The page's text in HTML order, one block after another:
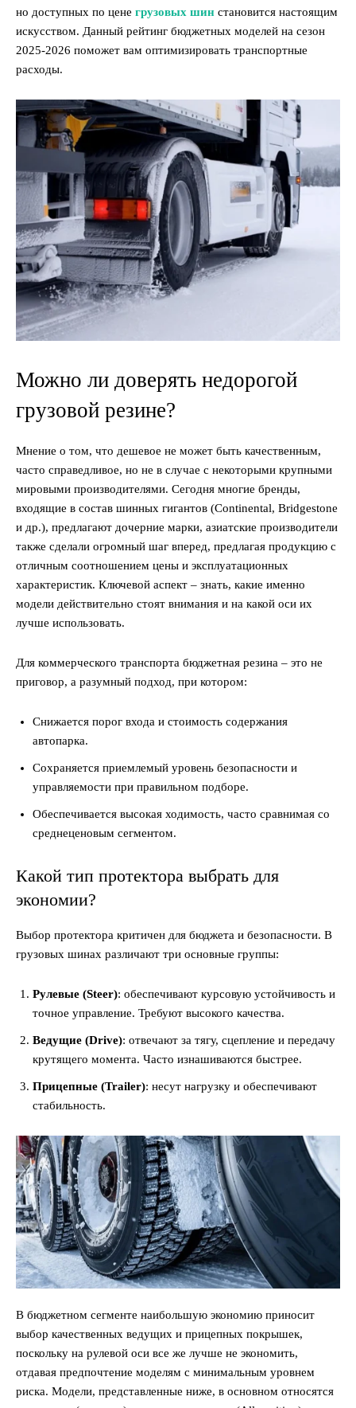
но доступных по цене грузовых шин становится настоящим
искусством. Данный рейтинг бюджетных моделей на сезон
2025-2026 поможет вам оптимизировать транспортные
расходы.
Можно ли доверять недорогой
грузовой резине?
Мнение о том, что дешевое не может быть качественным,
часто справедливое, но не в случае с некоторыми крупными
мировыми производителями. Сегодня многие бренды,
входящие в состав шинных гигантов (Continental, Bridgestone
и др.), предлагают дочерние марки, азиатские производители
также сделали огромный шаг вперед, предлагая продукцию с
отличным соотношением цены и эксплуатационных
характеристик. Ключевой аспект – знать, какие именно
модели действительно стоят внимания и на какой оси их
лучше использовать.
Для коммерческого транспорта бюджетная резина – это не
приговор, а разумный подход, при котором:
Снижается порог входа и стоимость содержания
автопарка.
Сохраняется приемлемый уровень безопасности и
управляемости при правильном подборе.
Обеспечивается высокая ходимость, часто сравнимая со
среднеценовым сегментом.
Какой тип протектора выбрать для
экономии?
Выбор протектора критичен для бюджета и безопасности. В
грузовых шинах различают три основные группы:
Рулевые (Steer): обеспечивают курсовую устойчивость и
точное управление. Требуют высокого качества.
Ведущие (Drive): отвечают за тягу, сцепление и передачу
крутящего момента. Часто изнашиваются быстрее.
Прицепные (Trailer): несут нагрузку и обеспечивают
стабильность.
В бюджетном сегменте наибольшую экономию приносит
выбор качественных ведущих и прицепных покрышек,
поскольку на рулевой оси все же лучше не экономить,
отдавая предпочтение моделям с минимальным уровнем
риска. Модели, представленные ниже, в основном относятся